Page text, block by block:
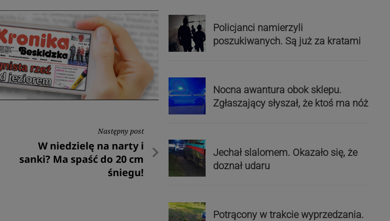
Następny post
Następny
post
W niedzielę na narty i
sanki? Ma spaść do 20 cm
śniegu!
Policjanci namierzyli
poszukiwanych. Są już za kratami
Nocna awantura obok sklepu.
Zgłaszający słyszał, że ktoś ma nóż
Jechał slalomem. Okazało się, że
doznał udaru
Potrącony w trakcie wyprzedzania.